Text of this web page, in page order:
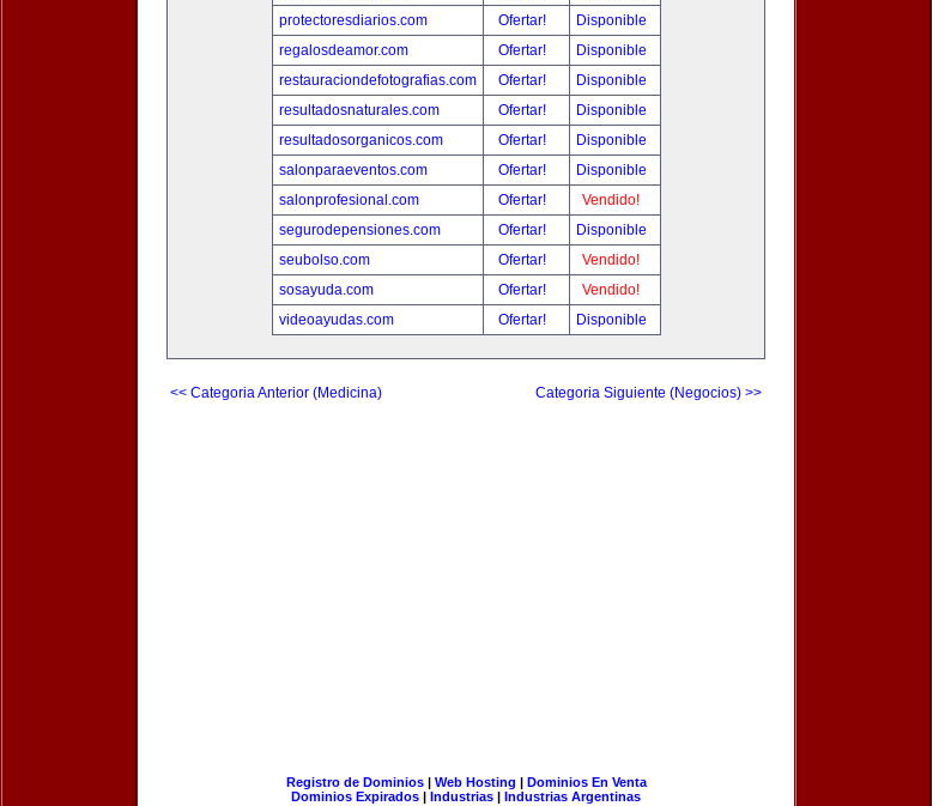
protectoresdiarios.com
Ofertar!
Disponible
regalosdeamor.com
Ofertar!
Disponible
restauraciondefotografias.com
Ofertar!
Disponible
resultadosnaturales.com
Ofertar!
Disponible
resultadosorganicos.com
Ofertar!
Disponible
salonparaeventos.com
Ofertar!
Disponible
salonprofesional.com
Ofertar!
Vendido!
segurodepensiones.com
Ofertar!
Disponible
seubolso.com
Ofertar!
Vendido!
sosayuda.com
Ofertar!
Vendido!
videoayudas.com
Ofertar! Disponible
<< Categoria Anterior (Medicina) Categoria Siguiente (Negocios) >>
Registro de Dominios| Web Hosting | Dominios En Venta
Dominios Expirados | Industrias | Industrias Argentinas